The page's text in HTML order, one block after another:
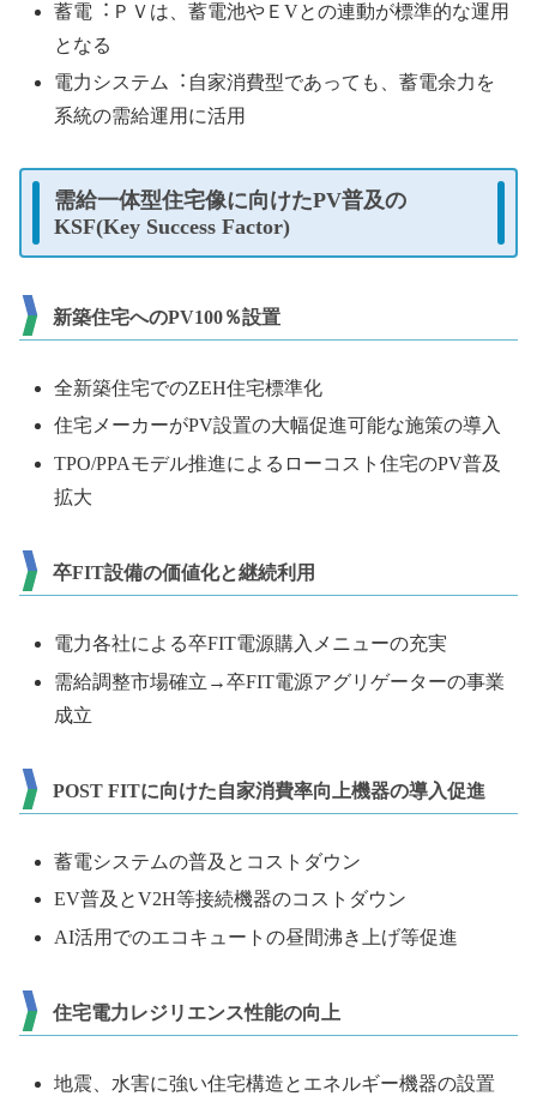
蓄電︓ＰＶは、蓄電池やＥVとの連動が標準的な運⽤
となる
電⼒システム︓⾃家消費型であっても、蓄電余⼒を
系統の需給運⽤に活⽤
需給⼀体型住宅像に向けたPV普及の
KSF(Key Success Factor)
新築住宅へのPV100％設置
全新築住宅でのZEH住宅標準化
住宅メーカーがPV設置の⼤幅促進可能な施策の導⼊
TPO/PPAモデル推進によるローコスト住宅のPV普及
拡⼤
卒FIT設備の価値化と継続利⽤
電⼒各社による卒FIT電源購⼊メニューの充実
需給調整市場確⽴→卒FIT電源アグリゲーターの事業
成⽴
POST FITに向けた⾃家消費率向上機器の導⼊促進
蓄電システムの普及とコストダウン
EV普及とV2H等接続機器のコストダウン
AI活⽤でのエコキュートの昼間沸き上げ等促進
住宅電⼒レジリエンス性能の向上
地震、⽔害に強い住宅構造とエネルギー機器の設置